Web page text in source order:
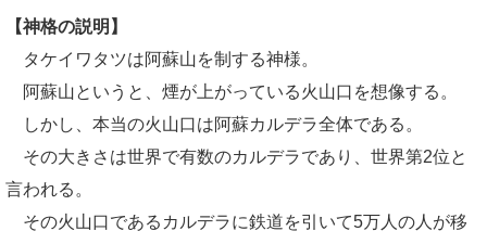
【神格の説明】
タケイワタツは阿蘇山を制する神様。
阿蘇山というと、煙が上がっている火山口を想像する。
しかし、本当の火山口は阿蘇カルデラ全体である。
その大きさは世界で有数のカルデラであり、世界第2位と
言われる。
その火山口であるカルデラに鉄道を引いて5万人の人が移